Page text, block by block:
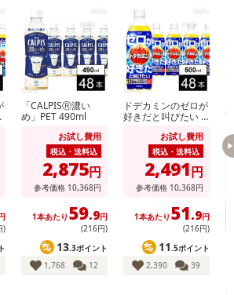
ルはお受けできません。
ずご確認いただき、お届けする商品セット
うえでお申し込みください。
リニューアル（成分など含む）等により、
のバーコードなど、お届け商品と多少異な
の原料原産地表示制度]の経過措置期間の終
記載の原産国・原材料の表記が旧表記の場
いた上でお申込みください。なお、本理由
ンセル・返品交換は対応いたしかねます。
まれております。
、au PAY（auかんたん決済）、ソフトバ
)
「CALPISⓇ濃い
め」PET 490ml
お試し費用
税込・送料込
2,875円
参考価格 10,368円
1本あたり 59.9円
(216円)
13.3ポイント
1,768
12
ドデカミンのゼロが
好きだと叫びたい P
お試し費用
税込・送料込
2,491円
参考価格 10,368円
1本あたり 51.9円
(216円)
11 .5ポイント
2,390
39